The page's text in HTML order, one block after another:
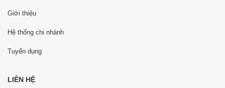
Giới thiệu
Hệ thống chi nhánh
Tuyển dụng
LIÊN HỆ